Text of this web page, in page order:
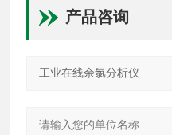
产品咨询